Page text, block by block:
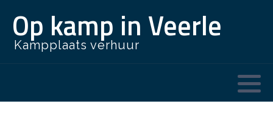
Op kamp in Veerle
Kampplaats verhuur
Beschikbaarheid
Overzicht
Historiek
Gebruiksvoorwaarden